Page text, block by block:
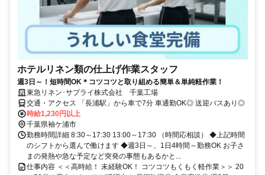
ホテルリネン類の仕上げ作業スタッフ
週3日～！短時間OK＊コツコツと取り組める簡単＆単純軽作業！
東急リネン･サプライ株式会社 千葉工場
交通・アクセス 「長浦駅」から車で7分 車通勤OK◎ 送迎バスあり◎
時給1,230円以上
千葉県袖ケ浦市
勤務時間詳細 8:30～17:30 13:00～17:30 （時間応相談） ◆上記時間
のシフトから選んで働けます ◆週3日～、1日4時間～勤務OK お子さ
まの発熱や急な予定など突発の事態もあるかと...
仕事内容 ＜＜高時給！ 未経験OK！ コツコツもくもく軽作業＞＞ 20